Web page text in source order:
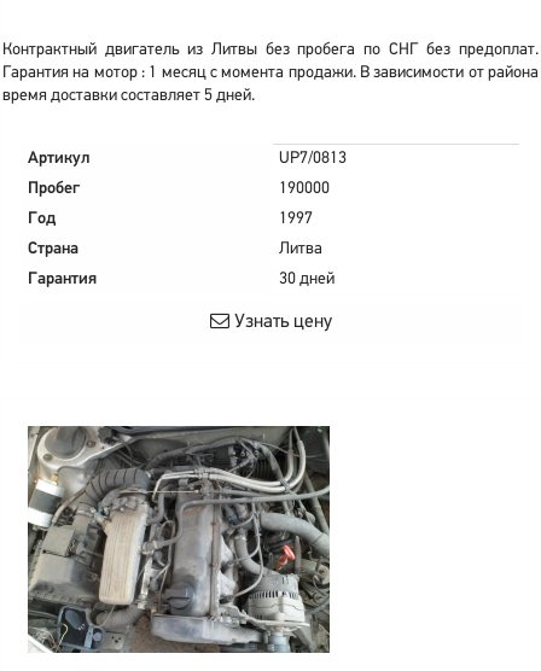
Контрактный двигатель из Литвы без пробега по СНГ без предоплат.
Гарантия на мотор : 1 месяц с момента продажи. В зависимости от района
время доставки составляет 5 дней.
Артикул
UP7/0813
Пробег
190000
Год
1997
Страна
Литва
Гарантия
30 дней
Узнать цену